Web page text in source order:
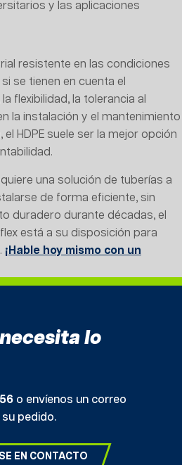
y las aplicaciones
resistente en las condiciones
se tienen en cuenta el
flexibilidad, la tolerancia al
la instalación y el mantenimiento
HDPE suele ser la mejor opción
una solución de tuberías a
de forma eficiente, sin
duradero durante décadas, el
está a su disposición para
¡Hable hoy mismo con un
lo
o envíenos un correo
pedido.
EN CONTACTO